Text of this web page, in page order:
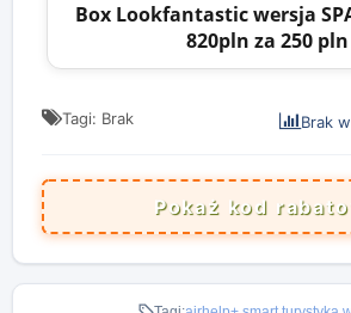
Box Lookfantastic wersja
820pln za 250 pln
Tagi: Brak Brak
Pokaż kod